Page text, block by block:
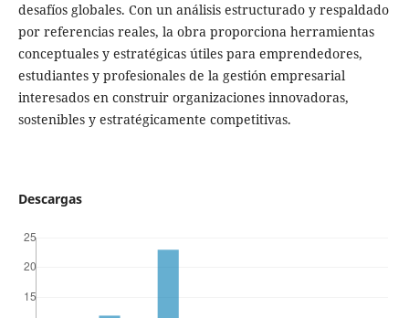
desafíos globales. Con un análisis estructurado y respaldado
por referencias reales, la obra proporciona herramientas
conceptuales y estratégicas útiles para emprendedores,
estudiantes y profesionales de la gestión empresarial
interesados en construir organizaciones innovadoras,
sostenibles y estratégicamente competitivas.
Descargas